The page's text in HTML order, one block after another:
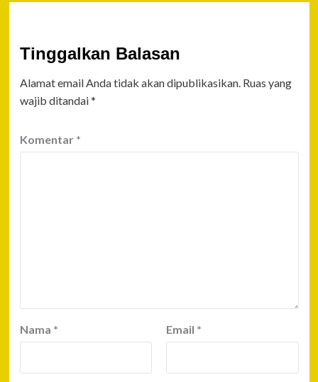
Tinggalkan Balasan
Alamat email Anda tidak akan dipublikasikan. Ruas yang
wajib ditandai*
Komentar *
Nama * Email *